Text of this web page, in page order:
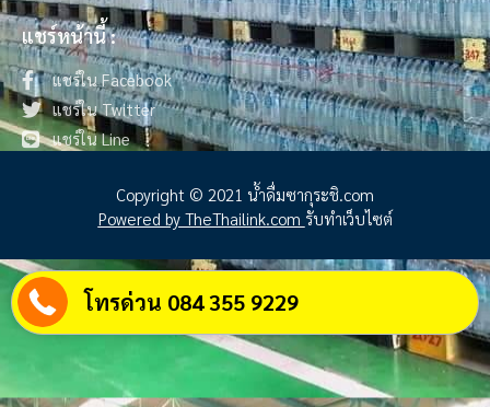
แชร์หน้านี้ :
แชร์ใน Facebook
แชร์ใน Twitter
แชร์ใน Line
Copyright © 2021 น้ําดื่มซากุระชิ.com
Powered by TheThailink.com รับทำเว็บไซต์
โทรด่วน 084 355 9229